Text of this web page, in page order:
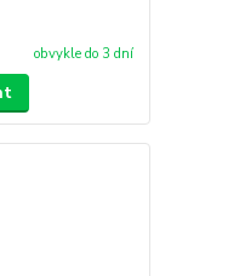
obvykle do 3 dní